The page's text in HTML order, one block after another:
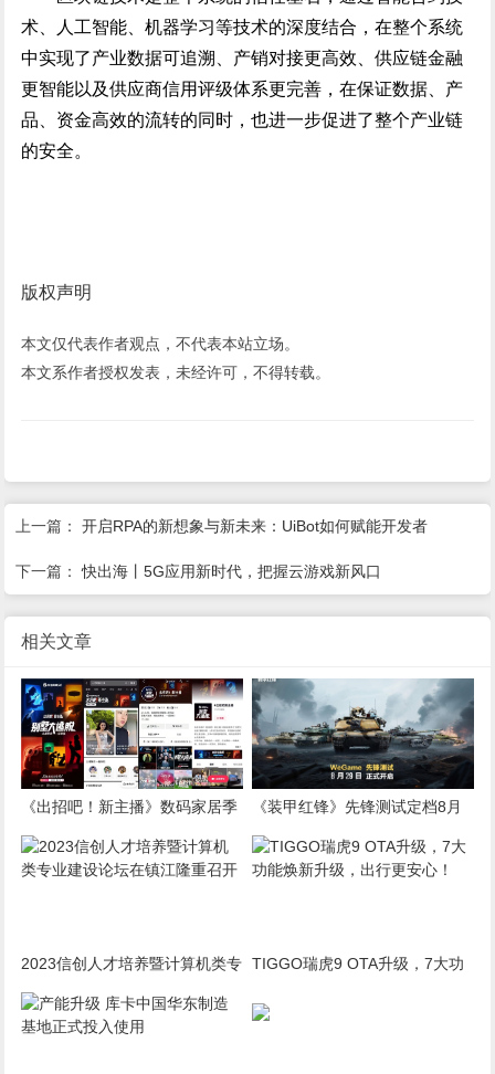
术、人工智能、机器学习等技术的深度结合，在整个系统
中实现了产业数据可追溯、产销对接更高效、供应链金融
更智能以及供应商信用评级体系更完善，在保证数据、产
品、资金高效的流转的同时，也进一步促进了整个产业链
的安全。
版权声明
本文仅代表作者观点，不代表本站立场。
本文系作者授权发表，未经许可，不得转载。
上一篇：开启RPA的新想象与新未来：UiBot如何赋能开发者
下一篇：快出海丨5G应用新时代，把握云游戏新风口
相关文章
《出招吧！新主播》数码家居季
圆满收官，“别墅大逃脱”实景闯
关解锁智慧生活“家”
《装甲红锋》先锋测试定档8月
29日！驾驭钢铁巨兽，重塑现代
装甲战争体验！
2023信创人才培养暨计算机类专
业建设论坛在镇江隆重召开
TIGGO瑞虎9 OTA升级，7大功